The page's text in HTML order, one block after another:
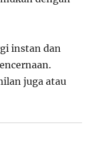
instan dan
juga atau